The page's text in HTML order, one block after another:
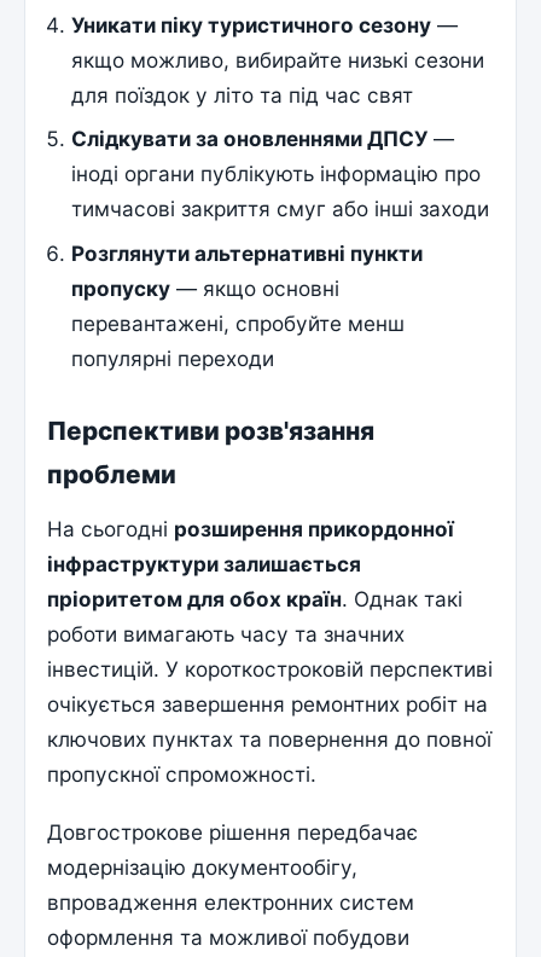
Уникати піку туристичного сезону —
якщо можливо, вибирайте низькі сезони
для поїздок у літо та під час свят
Слідкувати за оновленнями ДПСУ —
іноді органи публікують інформацію про
тимчасові закриття смуг або інші заходи
Розглянути альтернативні пункти
пропуску — якщо основні
перевантажені, спробуйте менш
популярні переходи
Перспективи розв'язання
проблеми
На сьогодні розширення прикордонної
інфраструктури залишається
пріоритетом для обох країн. Однак такі
роботи вимагають часу та значних
інвестицій. У короткостроковій перспективі
очікується завершення ремонтних робіт на
ключових пунктах та повернення до повної
пропускної спроможності.
Довгострокове рішення передбачає
модернізацію документообігу,
впровадження електронних систем
оформлення та можливої побудови